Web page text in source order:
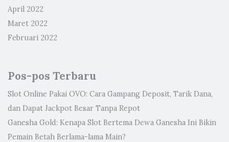
April 2022
Maret 2022
Februari 2022
Pos-pos Terbaru
Slot Online Pakai OVO: Cara Gampang Deposit, Tarik Dana,
dan Dapat Jackpot Besar Tanpa Repot
Ganesha Gold: Kenapa Slot Bertema Dewa Ganesha Ini Bikin
Pemain Betah Berlama-lama Main?